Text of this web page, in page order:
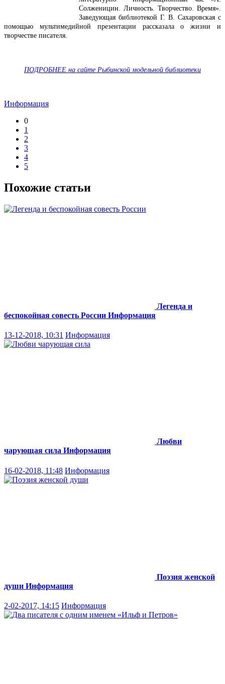
Солженицин.
Личность. Творчество. Время».
Заведующая библиотекой Г. В. Сахаровская с
помощью
мультимедийной презентации рассказала
о жизни и
творчестве писателя.
ПОДРОБНЕЕ на сайте Рыбинской модельной библиотеки
Информация
0
1
2
3
4
5
Похожие статьи
Легенда и
беспокойная совесть России Информация
13-12-2018, 10:31 Информация
Любви
чарующая сила Информация
16-02-2018, 11:48 Информация
Поэзия женской
души Информация
2-02-2017, 14:15 Информация